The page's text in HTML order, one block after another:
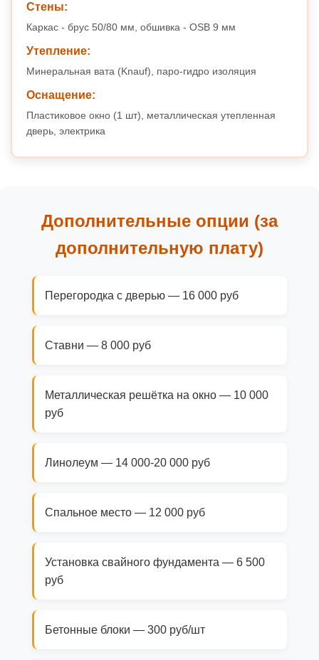
Стены:
Каркас - брус 50/80 мм, обшивка - OSB 9 мм
Утепление:
Минеральная вата (Knauf), паро-гидро изоляция
Оснащение:
Пластиковое окно (1 шт), металлическая утепленная
дверь, электрика
Дополнительные опции (за
дополнительную плату)
Перегородка с дверью — 16 000 руб
Ставни — 8 000 руб
Металлическая решётка на окно — 10 000
руб
Линолеум — 14 000-20 000 руб
Спальное место — 12 000 руб
Установка свайного фундамента — 6 500
руб
Бетонные блоки — 300 руб/шт